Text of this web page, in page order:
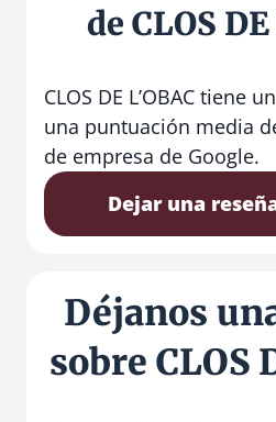
de CLOS DE
CLOS DE L’OBAC tiene
una puntuación media
de empresa de Google.
Dejar una
Déjanos
sobre CLOS